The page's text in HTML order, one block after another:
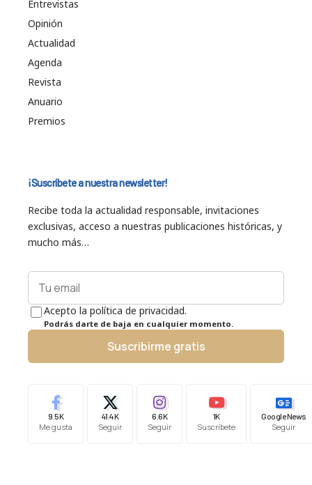
Entrevistas
Opinión
Actualidad
Agenda
Revista
Anuario
Premios
¡Suscríbete a nuestra newsletter!
Recibe toda la actualidad responsable, invitaciones
exclusivas, acceso a nuestras publicaciones históricas, y
mucho más…
Acepto la política de privacidad.
Podrás darte de baja en cualquier momento.
Suscribirme gratis
9.5K
Me gusta
41.4K
Seguir
6.6K
Seguir
1K
Suscríbete
Google News
Seguir